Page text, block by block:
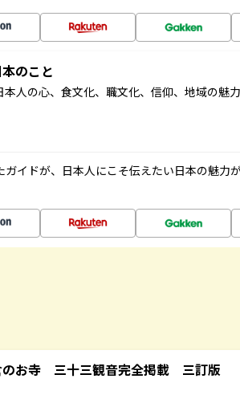
のこと
人の心、食文化、職文化、信仰、地域の魅
ガイドが、日本人にこそ伝えたい日本の魅力
お寺 三十三観音完全掲載 三訂版